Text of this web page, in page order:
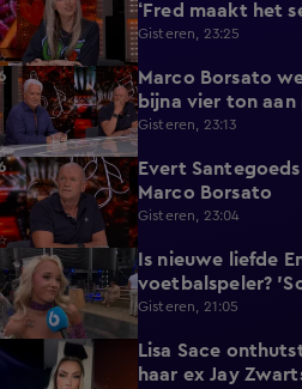
‘Fred maakt het
Gisteren, 23:25
3:32
Marco Borsato
bijna vier ton
Gisteren, 23:13
8:57
Evert
Marco Borsato
Gisteren, 23:04
0:38
Is nieuwe liefde
voetbalspeler?
Gisteren, 21:05
0:14
Lisa Sace
haar ex Jay